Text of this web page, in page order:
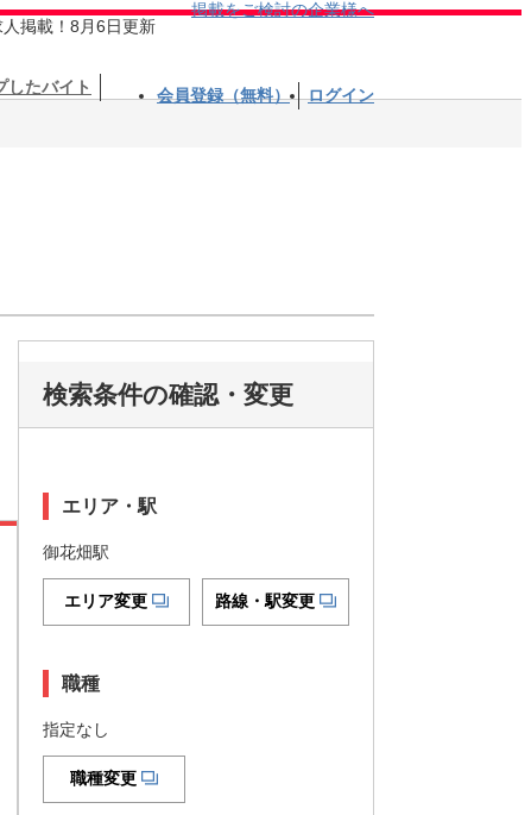
人掲載！8月6日更新
掲載をご検討の企業様へ
したバイト 会員登録（無料） ログイン
検索条件の確認・変更
エリア・駅
御花畑駅
エリア変更 路線・駅変更
職種
指定なし
職種変更